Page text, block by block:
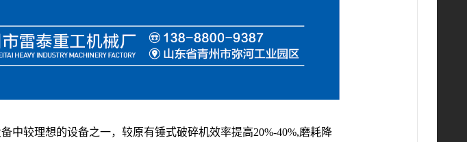
较理想的设备之一，较原有锤式破碎机效率提高20%-40%,磨耗降